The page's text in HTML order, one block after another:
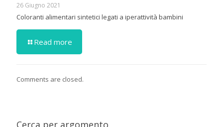
26 Giugno 2021
Coloranti alimentari sintetici legati a iperattività bambini
Read more
Comments are closed.
Cerca per argomento